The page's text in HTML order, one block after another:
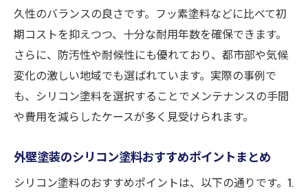
シリコン塗料種類別に外壁塗装の仕上がり
を解説
外壁塗装シリコン塗料の用途と最適な組み
合わせ
耐用年数で比較する外壁塗装シリコン塗料の実
力
比較
シリコン塗料の耐用年数は外壁塗装にどう
久性のバランスの良さです。フッ素塗料などに比べて初
期コストを抑えつつ、十分な耐用年数を確保できます。
さらに、防汚性や耐候性にも優れており、都市部や気候
変化の激しい地域でも選ばれています。実際の事例で
も、シリコン塗料を選択することでメンテナンスの手間
や費用を減らしたケースが多く見受けられます。
外壁塗装のシリコン塗料おすすめポイントまとめ
シリコン塗料のおすすめポイントは、以下の通りです。1.